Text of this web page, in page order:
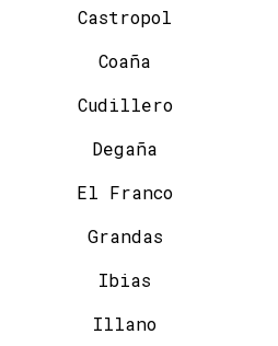
Castropol
Coaña
Cudillero
Degaña
El Franco
Grandas
Ibias
Illano